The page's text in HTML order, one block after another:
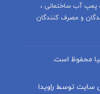
پمپ آب ساختمانی ،
و مصرف كنندگان
محفوظ است.
سایت توسط راویدا